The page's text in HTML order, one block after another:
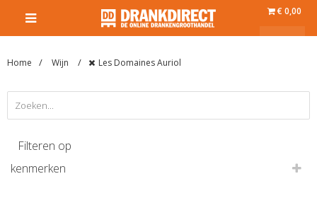
€ 0,00
Home Wijn Les Domaines Auriol
Filteren op
kenmerken